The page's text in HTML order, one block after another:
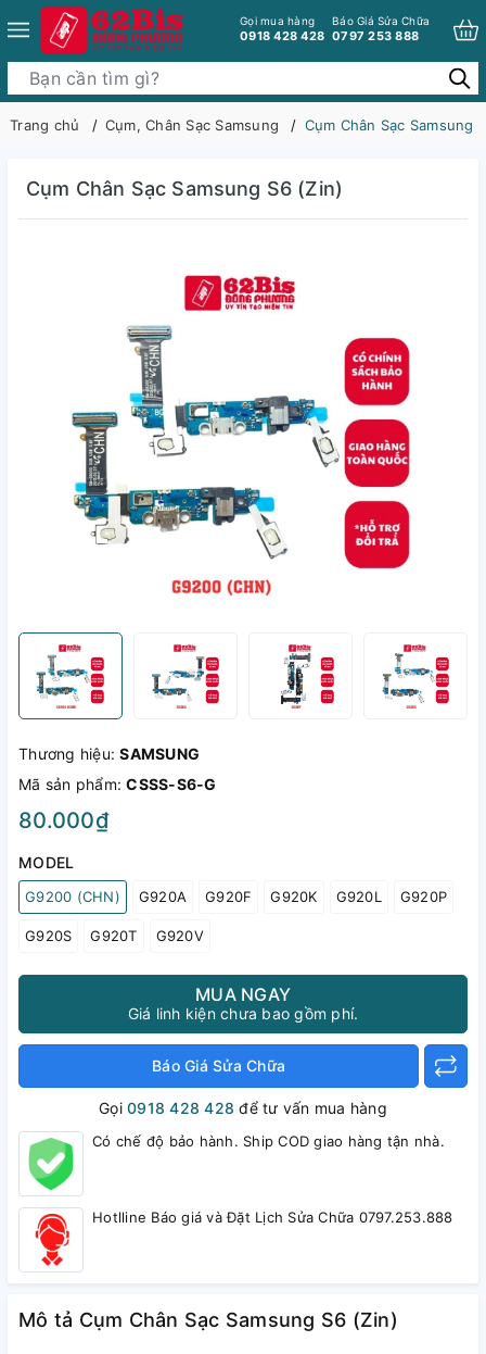
Gọi mua hàng
0918 428 428
Báo Giá Sửa Chữa
0797 253 888
Trang chủ Cụm, Chân Sạc Samsung Cụm Chân Sạc Samsung
Cụm Chân Sạc Samsung S6 (Zin)
Thương hiệu:SAMSUNG
Mã sản phẩm:CSSS-S6-G
80.000₫
MODEL
G9200 (CHN) G920A G920F G920K G920L G920P
G920S G920T G920V
MUA NGAY
Giá linh kiện chưa bao gồm phí.
Báo Giá Sửa Chữa
Gọi0918 428 428 để tư vấn mua hàng
Có chế độ bảo hành. Ship COD giao hàng tận nhà.
Hotlline Báo giá và Đặt Lịch Sửa Chữa 0797.253.888
Mô tả Cụm Chân Sạc Samsung S6 (Zin)